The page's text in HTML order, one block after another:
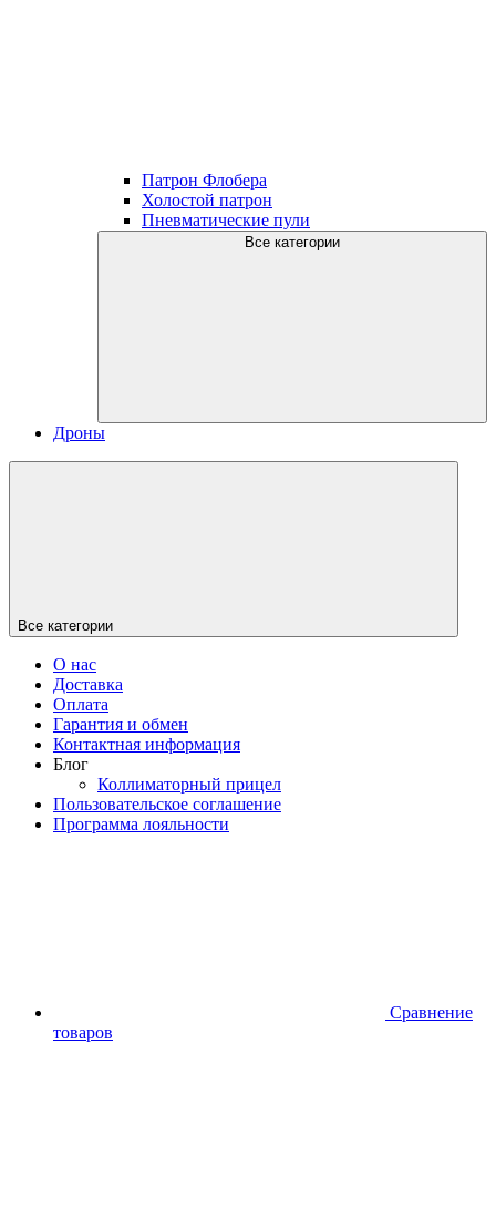
Патрон Флобера
Холостой патрон
Пневматические пули
Все категории
Дроны
Все категории
О нас
Доставка
Оплата
Гарантия и обмен
Контактная информация
Блог
Коллиматорный прицел
Пользовательское соглашение
Программа лояльности
Сравнение
товаров